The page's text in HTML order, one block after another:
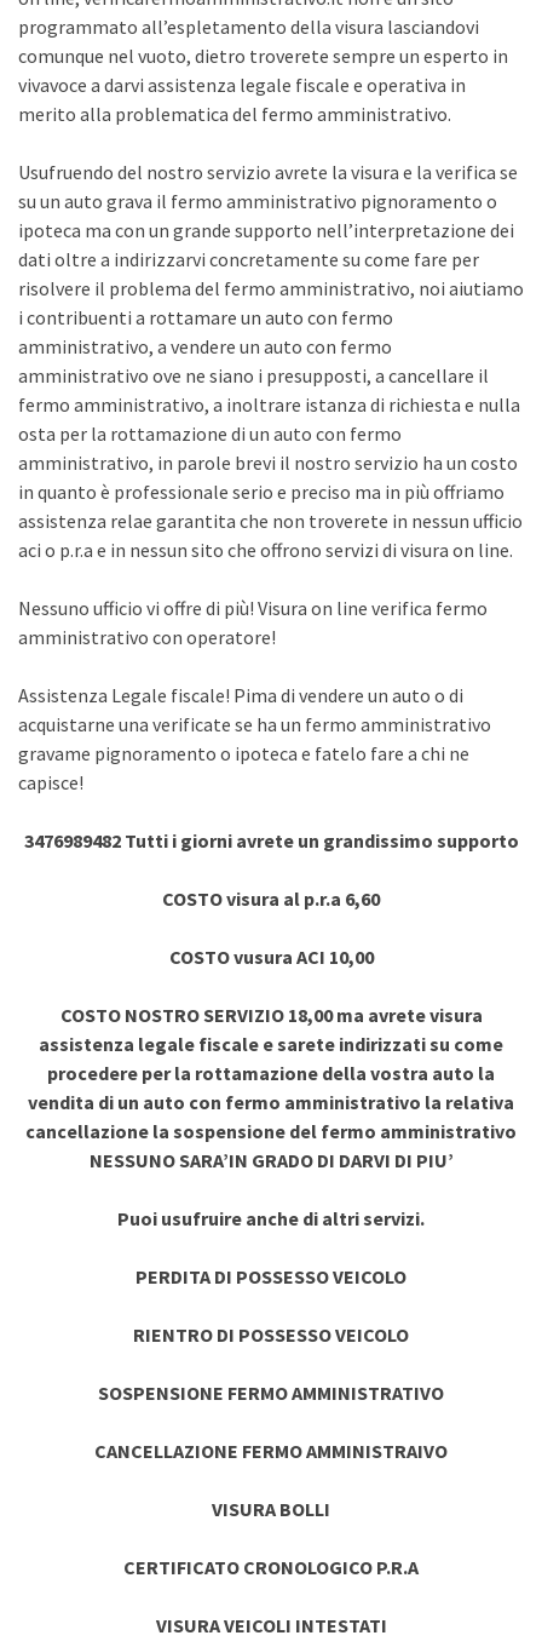
programmato all’espletamento della visura lasciandovi
comunque nel vuoto, dietro troverete sempre un esperto in
vivavoce a darvi assistenza legale fiscale e operativa in
merito alla problematica del fermo amministrativo.
Usufruendo del nostro servizio avrete la visura e la verifica se
su un auto grava il fermo amministrativo pignoramento o
ipoteca ma con un grande supporto nell’interpretazione dei
dati oltre a indirizzarvi concretamente su come fare per
risolvere il problema del fermo amministrativo, noi aiutiamo
i contribuenti a rottamare un auto con fermo
amministrativo, a vendere un auto con fermo
amministrativo ove ne siano i presupposti, a cancellare il
fermo amministrativo, a inoltrare istanza di richiesta e nulla
osta per la rottamazione di un auto con fermo
amministrativo, in parole brevi il nostro servizio ha un costo
in quanto è professionale serio e preciso ma in più offriamo
assistenza relae garantita che non troverete in nessun ufficio
aci o p.r.a e in nessun sito che offrono servizi di visura on line.
Nessuno ufficio vi offre di più! Visura on line verifica fermo
amministrativo con operatore!
Assistenza Legale fiscale! Pima di vendere un auto o di
acquistarne una verificate se ha un fermo amministrativo
gravame pignoramento o ipoteca e fatelo fare a chi ne
capisce!
3476989482 Tutti i giorni avrete un grandissimo supporto
COSTO visura al p.r.a 6,60
COSTO vusura ACI 10,00
COSTO NOSTRO SERVIZIO 18,00 ma avrete visura
assistenza legale fiscale e sarete indirizzati su come
procedere per la rottamazione della vostra auto la
vendita di un auto con fermo amministrativo la relativa
cancellazione la sospensione del fermo amministrativo
NESSUNO SARA’IN GRADO DI DARVI DI PIU’
Puoi usufruire anche di altri servizi.
PERDITA DI POSSESSO VEICOLO
RIENTRO DI POSSESSO VEICOLO
SOSPENSIONE FERMO AMMINISTRATIVO
CANCELLAZIONE FERMO AMMINISTRAIVO
VISURA BOLLI
CERTIFICATO CRONOLOGICO P.R.A
VISURA VEICOLI INTESTATI